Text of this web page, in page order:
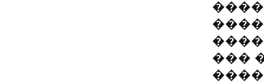
���